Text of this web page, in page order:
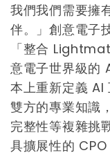
我們我們需要擁
伴。」創意電子
「整合
意電子世界級的
本上重新定義 AI
雙方的專業知識
完整性等複雜挑
具擴展性的